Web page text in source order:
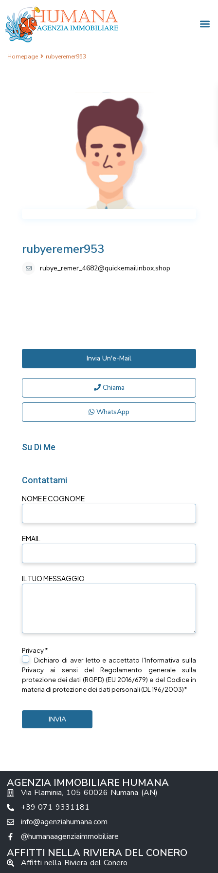
Homepage rubyeremer953
rubyeremer953
rubye_remer_4682@quickemailinbox.shop
Invia Un'e-Mail
Chiama
WhatsApp
Su Di Me
Contattami
NOME E COGNOME
EMAIL
IL TUO MESSAGGIO
Privacy *
Dichiaro di aver letto e accettato l'Informativa sulla
Privacy ai sensi del Regolamento generale sulla
protezione dei dati (RGPD) (EU 2016/679) e del Codice in
materia di protezione dei dati personali (DL 196/2003)*
AGENZIA IMMOBILIARE HUMANA
Via Flaminia, 105 60026 Numana (AN)
+39 071 9331181
info@agenziahumana.com
@humanaagenziaimmobiliare
AFFITTI NELLA RIVIERA DEL CONERO
Affitti nella Riviera del Conero